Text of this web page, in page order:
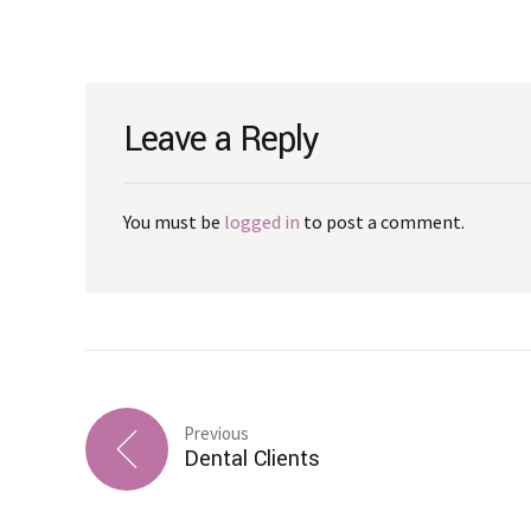
Leave a Reply
You must be logged in to post a comment.
Previous
Dental Clients